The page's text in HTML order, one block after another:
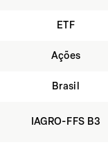
ETF
Ações
Brasil
IAGRO-FFS B3